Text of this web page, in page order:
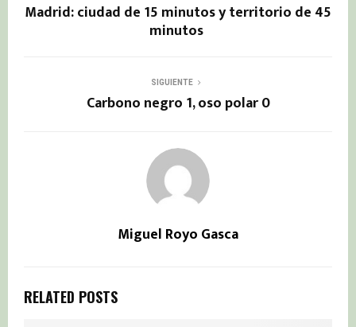
Madrid: ciudad de 15 minutos y territorio de 45
minutos
SIGUIENTE
Carbono negro 1, oso polar 0
Miguel Royo Gasca
RELATED POSTS